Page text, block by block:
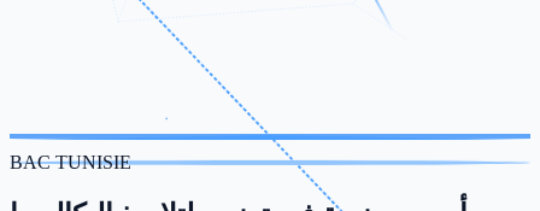
BAC TUNISIE